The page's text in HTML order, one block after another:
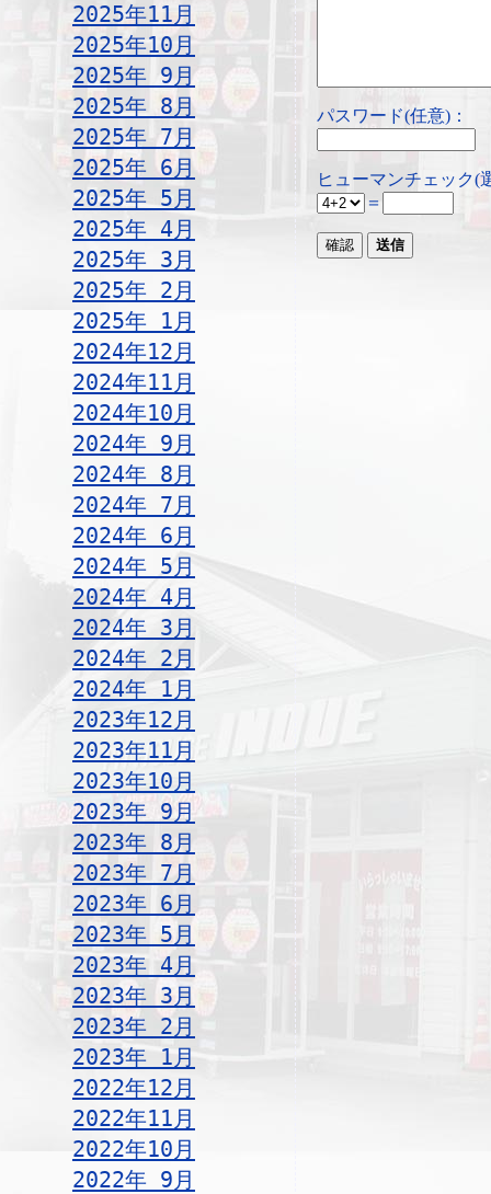
2025年11月
2025年10月
2025年 9月
2025年 8月
2025年 7月
2025年 6月
2025年 5月
2025年 4月
2025年 3月
2025年 2月
2025年 1月
2024年12月
2024年11月
2024年10月
2024年 9月
2024年 8月
2024年 7月
2024年 6月
2024年 5月
2024年 4月
2024年 3月
2024年 2月
2024年 1月
2023年12月
2023年11月
2023年10月
2023年 9月
2023年 8月
2023年 7月
2023年 6月
2023年 5月
2023年 4月
2023年 3月
2023年 2月
2023年 1月
2022年12月
2022年11月
2022年10月
2022年 9月
パスワード(任意)：
ヒューマンチェック(
＝